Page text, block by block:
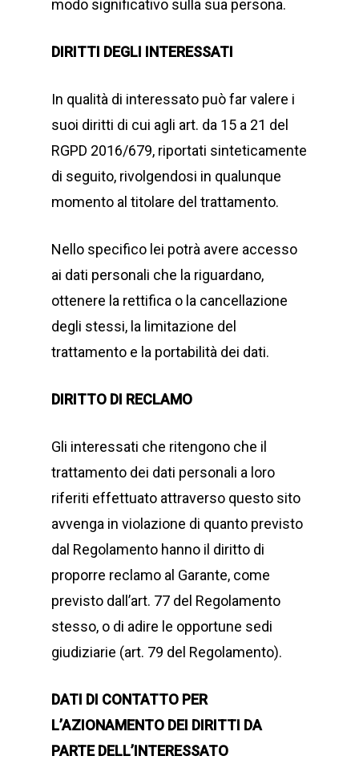
modo significativo sulla sua persona.
DIRITTI DEGLI INTERESSATI
In qualità di interessato può far valere i
suoi diritti di cui agli art. da 15 a 21 del
RGPD 2016/679, riportati sinteticamente
di seguito, rivolgendosi in qualunque
momento al titolare del trattamento.
Nello specifico lei potrà avere accesso
ai dati personali che la riguardano,
ottenere la rettifica o la cancellazione
degli stessi, la limitazione del
trattamento e la portabilità dei dati.
DIRITTO DI RECLAMO
Gli interessati che ritengono che il
trattamento dei dati personali a loro
riferiti effettuato attraverso questo sito
avvenga in violazione di quanto previsto
dal Regolamento hanno il diritto di
proporre reclamo al Garante, come
previsto dall’art. 77 del Regolamento
stesso, o di adire le opportune sedi
giudiziarie (art. 79 del Regolamento).
DATI DI CONTATTO PER
L’AZIONAMENTO DEI DIRITTI DA
PARTE DELL’INTERESSATO